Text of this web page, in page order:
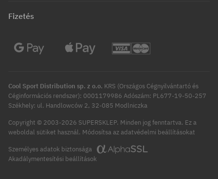
Fizetés
Cool Sport Distribution sp. z o.o. KRS (Országos Cégnyilvántartó és
Céginformációs rendszer): 0001179986 Adószám: PL677-19-50-257
Székhely: ul. Handlowców 2, 32-085 Modlniczka
Copyright © 2003-2026 SUPERSKLEP. Minden jog fenntartva. Ez a
weboldal sütiket használ. Módosítsa az adatvédelmi beállításokat
Személyes adatok biztonsága
Akadálymentesítési beállítások